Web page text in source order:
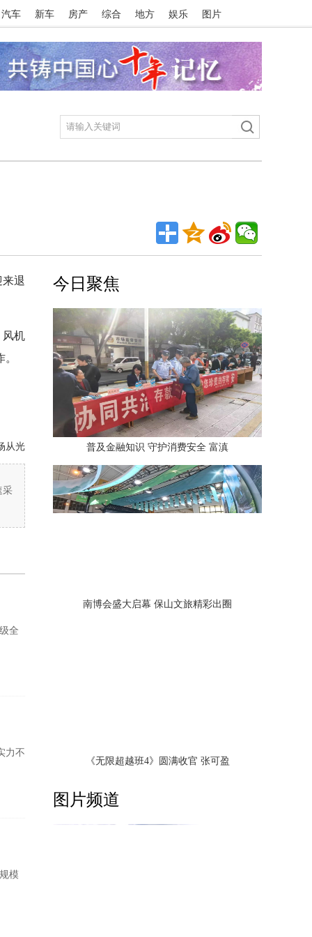
汽车 新车 房产 综合 地方 娱乐 图片
退
风机
从光
采
全
力不
模
今日聚焦
普及金融知识 守护消费安全 富滇
南博会盛大启幕 保山文旅精彩出圈
《无限超越班4》圆满收官 张可盈
图片频道